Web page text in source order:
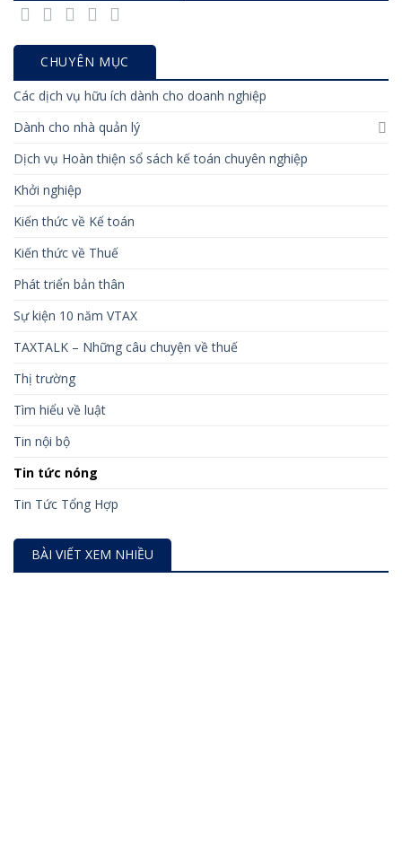
CHUYÊN MỤC
Các dịch vụ hữu ích dành cho doanh nghiệp
Dành cho nhà quản lý
Dịch vụ Hoàn thiện sổ sách kế toán chuyên nghiệp
Khởi nghiệp
Kiến thức về Kế toán
Kiến thức về Thuế
Phát triển bản thân
Sự kiện 10 năm VTAX
TAXTALK – Những câu chuyện về thuế
Thị trường
Tìm hiểu về luật
Tin nội bộ
Tin tức nóng
Tin Tức Tổng Hợp
BÀI VIẾT XEM NHIỀU